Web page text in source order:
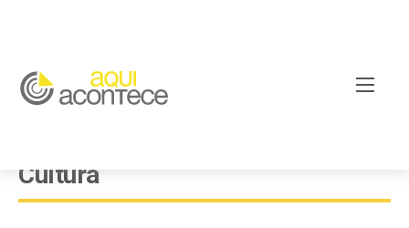
Cultura